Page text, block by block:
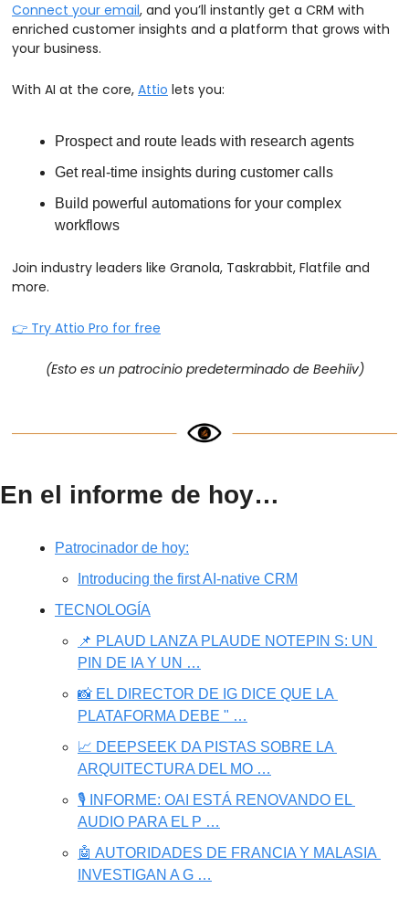
Connect your email, and you’ll instantly get a CRM with
enriched customer insights and a platform that grows with
your business.
With AI at the core, Attio lets you:
Prospect and route leads with research agents
Get real-time insights during customer calls
Build powerful automations for your complex
workflows
Join industry leaders like Granola, Taskrabbit, Flatfile and
more.
👉 Try Attio Pro for free
(Esto es un patrocinio predeterminado de Beehiiv)
En el informe de hoy…
Patrocinador de hoy:
Introducing the first AI-native CRM
TECNOLOGÍA
📌 PLAUD LANZA PLAUDE NOTEPIN S: UN
PIN DE IA Y UN …
📸 EL DIRECTOR DE IG DICE QUE LA
PLATAFORMA DEBE " …
📈 DEEPSEEK DA PISTAS SOBRE LA
ARQUITECTURA DEL MO …
🎙️ INFORME: OAI ESTÁ RENOVANDO EL
AUDIO PARA EL P …
🤖 AUTORIDADES DE FRANCIA Y MALASIA
INVESTIGAN A G …